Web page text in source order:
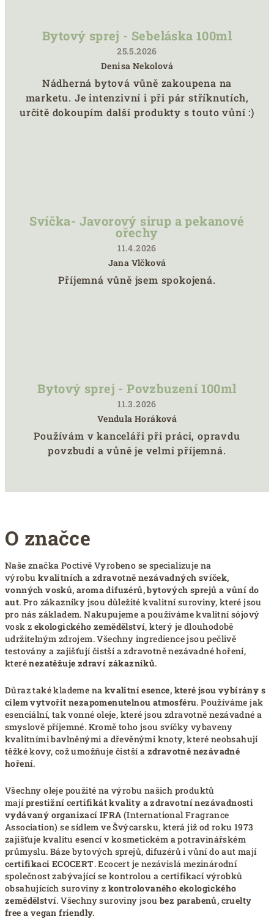
Bytový sprej - Sebeláska 100ml
Hodnocení
produktu
je
5
z
Denisa Nekolová
25.5.2026
Nádherná bytová vůně zakoupena na
marketu. Je intenzivní i při pár stříknutích,
určitě dokoupím další produkty s touto vůní :)
Svíčka- Javorový sirup a pekanové
ořechy
Hodnocení
produktu
Jana Vlčková
11.4.2026
Příjemná vůně jsem spokojená.
Bytový sprej - Povzbuzení 100ml
Hodnocení
produktu
je
hvězdiček.
Vendula Horáková
11.3.2026
Používám v kanceláři při práci, opravdu
povzbudí a vůně je velmi příjemná.
O značce
Naše značka Poctivě Vyrobeno se specializuje na
výrobu kvalitních a zdravotně nezávadných svíček,
vonných vosků, aroma difuzérů, bytových sprejů a vůní do
aut. Pro zákazníky jsou důležité kvalitní suroviny, které jsou
pro nás základem. Nakupujeme a používáme kvalitní sójový
vosk z ekologického zemědělství, který je dlouhodobě
udržitelným zdrojem. Všechny ingredience jsou pečlivě
testovány a zajišťují čistší a zdravotně nezávadné hoření,
kterénezatěžuje zdraví zákazníků.
Důraz také klademe na kvalitní esence, které jsou vybírány s
cílem vytvořit nezapomenutelnou atmosféru. Používáme jak
esenciální, tak vonné oleje, které jsou zdravotně nezávadné a
smyslově příjemné. Kromě toho jsou svíčky vybaveny
kvalitními bavlněnými a dřevěnými knoty, které neobsahují
těžké kovy, což umožňuje čistší a zdravotně nezávadné
hoření.
Všechny oleje použité na výrobu našich produktů
majíprestižní certifikát kvality a zdravotní nezávadnosti
vydávaný organizací IFRA (International Fragrance
Association) se sídlem ve Švýcarsku, která již od roku 1973
zajišťuje kvalitu esencí v kosmetickém a potravinářském
průmyslu. Báze bytových sprejů, difuzérů i vůní do aut mají
certifikaci ECOCERT. Ecocert je nezávislá mezinárodní
společnost zabývající se kontrolou a certifikací výrobků
obsahujících suroviny z kontrolovaného ekologického
zemědělství. Všechny suroviny jsoubez parabenů, cruelty
free a vegan friendly.